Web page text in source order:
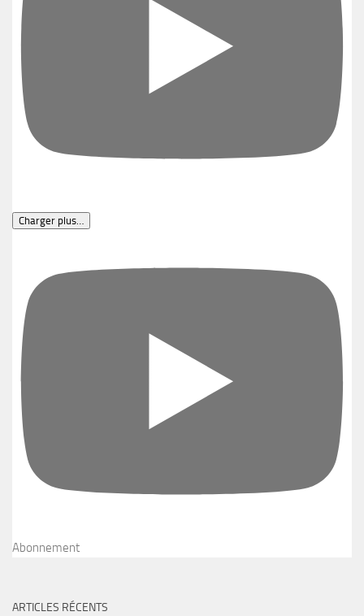
Charger plus…
Abonnement
ARTICLES RÉCENTS